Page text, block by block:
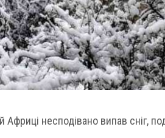
Африці несподівано випав сніг,